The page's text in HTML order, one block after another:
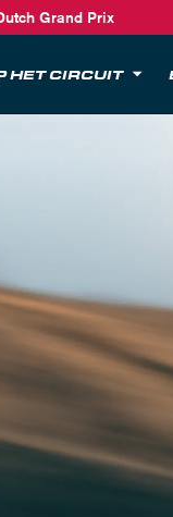
Grand Prix
HET CIRCUIT